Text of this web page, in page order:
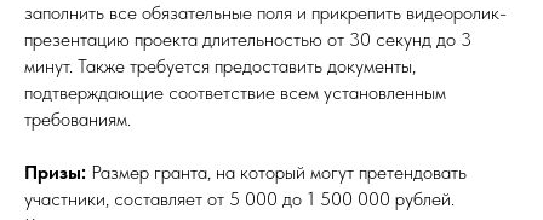
заполнить все обязательные поля и прикрепить видеоролик-
презентацию проекта длительностью от 30 секунд до 3
минут. Также требуется предоставить документы,
подтверждающие соответствие всем установленным
требованиям.
Призы: Размер гранта, на который могут претендовать
участники, составляет от 5 000 до 1 500 000 рублей.